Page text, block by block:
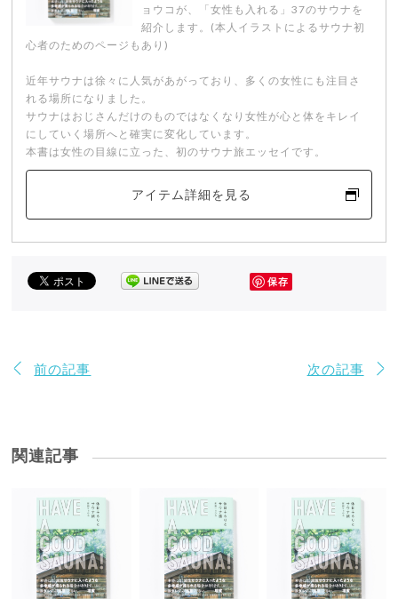
ョウコが、「女性も入れる」37のサウナを
紹介します。(本人イラストによるサウナ初
心者のためのページもあり)
近年サウナは徐々に人気があがっており、多くの女性にも注目さ
れる場所になりました。
サウナはおじさんだけのものではなくなり女性が心と体をキレイ
にしていく場所へと確実に変化しています。
本書は女性の目線に立った、初のサウナ旅エッセイです。
アイテム詳細を見る
保存
前の記事 次の記事
関連記事